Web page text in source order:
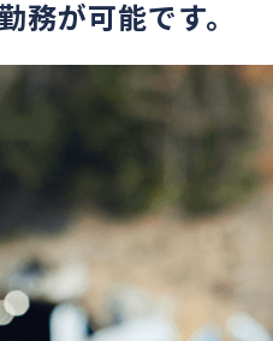
が可能です。